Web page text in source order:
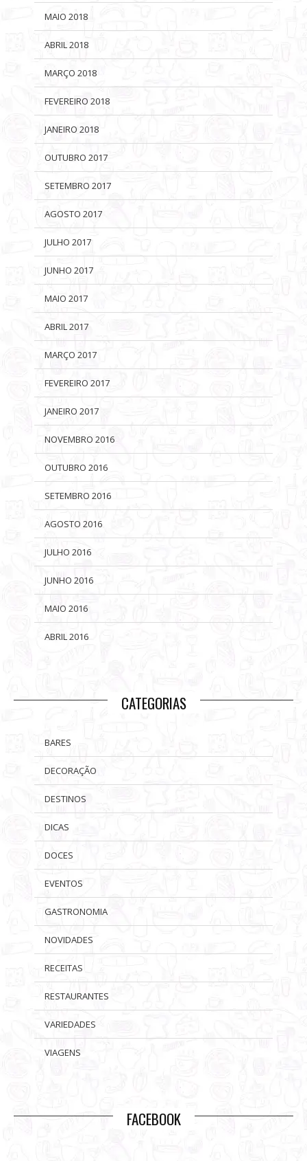
MAIO 2018
ABRIL 2018
MARÇO 2018
FEVEREIRO 2018
JANEIRO 2018
OUTUBRO 2017
SETEMBRO 2017
AGOSTO 2017
JULHO 2017
JUNHO 2017
MAIO 2017
ABRIL 2017
MARÇO 2017
FEVEREIRO 2017
JANEIRO 2017
NOVEMBRO 2016
OUTUBRO 2016
SETEMBRO 2016
AGOSTO 2016
JULHO 2016
JUNHO 2016
MAIO 2016
ABRIL 2016
CATEGORIAS
BARES
DECORAÇÃO
DESTINOS
DICAS
DOCES
EVENTOS
GASTRONOMIA
NOVIDADES
RECEITAS
RESTAURANTES
VARIEDADES
VIAGENS
FACEBOOK